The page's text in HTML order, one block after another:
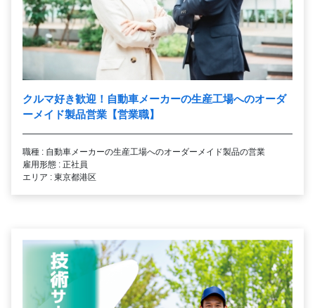
クルマ好き歓迎！自動車メーカーの生産工場へのオーダ
ーメイド製品営業【営業職】
職種 : 自動車メーカーの生産工場へのオーダーメイド製品の営業
雇用形態 : 正社員
エリア : 東京都港区